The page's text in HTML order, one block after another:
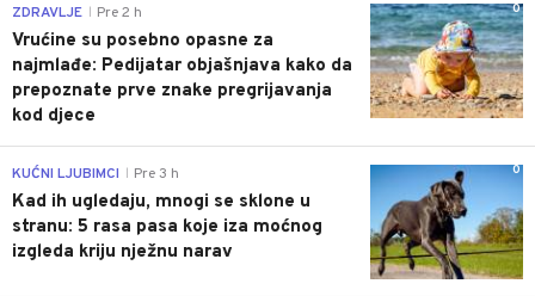
0
ZDRAVLJE Pre 2 h
Vrućine su posebno opasne za
najmlađe: Pedijatar objašnjava kako da
prepoznate prve znake pregrijavanja
kod djece
0
KUĆNI LJUBIMCI Pre 3 h
Kad ih ugledaju, mnogi se sklone u
stranu: 5 rasa pasa koje iza moćnog
izgleda kriju nježnu narav